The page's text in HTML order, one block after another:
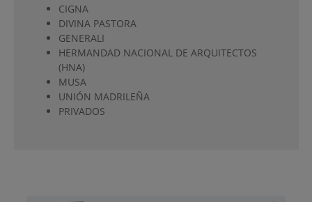
CIGNA
DIVINA PASTORA
GENERALI
HERMANDAD NACIONAL DE ARQUITECTOS
(HNA)
MUSA
UNIÓN MADRILEÑA
PRIVADOS